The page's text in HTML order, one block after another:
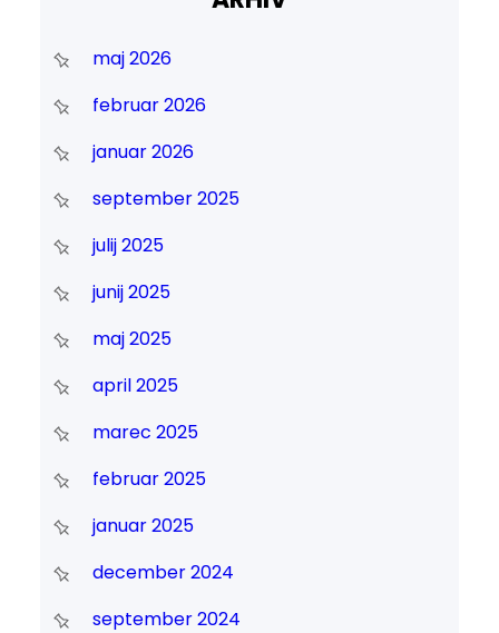
maj 2026
februar 2026
januar 2026
september 2025
julij 2025
junij 2025
maj 2025
april 2025
marec 2025
februar 2025
januar 2025
december 2024
september 2024